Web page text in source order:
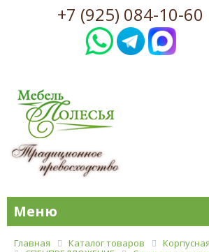
+7 (925) 084-10-60
Меню
Главная Каталог товаров